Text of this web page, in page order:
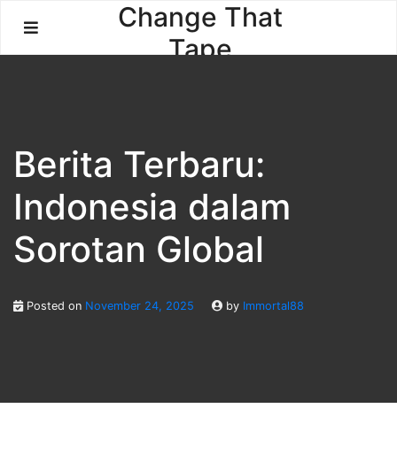
content
Change That
Tape
Berita Terbaru:
Indonesia dalam
Sorotan Global
Posted on November 24, 2025 by Immortal88